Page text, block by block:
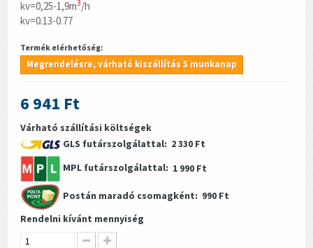
kv=0,25-1,9m3/h
kv=0.13-0.77
Termék elérhetőség:
Megrendelésre, várható kiszállítás 5 munkanap
6 941 Ft
Várható szállítási költségek
GLS futárszolgálattal: 2 330 Ft
MPL futárszolgálattal: 1 990 Ft
Postán maradó csomagként: 990 Ft
Rendelni kívánt mennyiség